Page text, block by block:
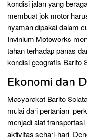
kondisi jalan yang
membuat jok motor
nyaman dipakai dalam
Invinium Motoworks
tahan terhadap panas
kondisi geografis Barito
Ekonomi dan
Masyarakat Barito
mulai dari pertanian,
menjadi alat
aktivitas sehari-hari.